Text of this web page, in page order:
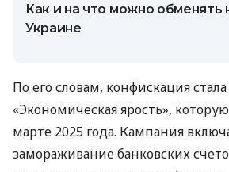
Как и на что можно обменять
Украине
По его словам, конфискация
«Экономическая ярость»,
марте 2025 года. Кампания
замораживание банковских